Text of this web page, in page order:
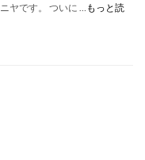
ヤです。 ついに …
もっと読